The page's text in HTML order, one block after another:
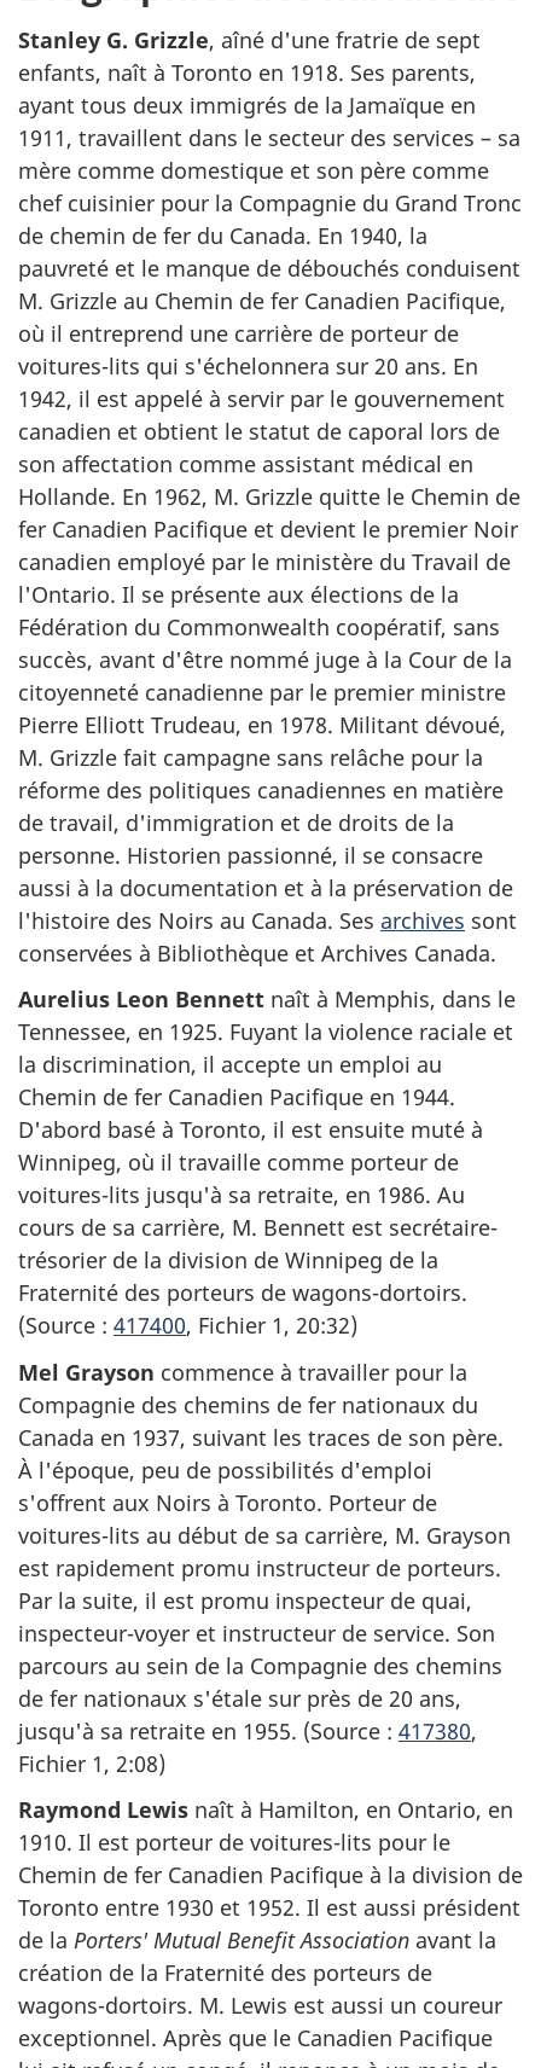
Stanley G. Grizzle, aîné d'une fratrie de sept
enfants, naît à Toronto en 1918. Ses parents,
ayant tous deux immigrés de la Jamaïque en
1911, travaillent dans le secteur des services – sa
mère comme domestique et son père comme
chef cuisinier pour la Compagnie du Grand Tronc
de chemin de fer du Canada. En 1940, la
pauvreté et le manque de débouchés conduisent
M. Grizzle au Chemin de fer Canadien Pacifique,
où il entreprend une carrière de porteur de
voitures-lits qui s'échelonnera sur 20 ans. En
1942, il est appelé à servir par le gouvernement
canadien et obtient le statut de caporal lors de
son affectation comme assistant médical en
Hollande. En 1962, M. Grizzle quitte le Chemin de
fer Canadien Pacifique et devient le premier Noir
canadien employé par le ministère du Travail de
l'Ontario. Il se présente aux élections de la
Fédération du Commonwealth coopératif, sans
succès, avant d'être nommé juge à la Cour de la
citoyenneté canadienne par le premier ministre
Pierre Elliott Trudeau, en 1978. Militant dévoué,
M. Grizzle fait campagne sans relâche pour la
réforme des politiques canadiennes en matière
de travail, d'immigration et de droits de la
personne. Historien passionné, il se consacre
aussi à la documentation et à la préservation de
l'histoire des Noirs au Canada. Ses archives sont
conservées à Bibliothèque et Archives Canada.
Aurelius Leon Bennett naît à Memphis, dans le
Tennessee, en 1925. Fuyant la violence raciale et
la discrimination, il accepte un emploi au
Chemin de fer Canadien Pacifique en 1944.
D'abord basé à Toronto, il est ensuite muté à
Winnipeg, où il travaille comme porteur de
voitures-lits jusqu'à sa retraite, en 1986. Au
cours de sa carrière, M. Bennett est secrétaire-
trésorier de la division de Winnipeg de la
Fraternité des porteurs de wagons-dortoirs.
(Source : 417400, Fichier 1, 20:32)
Mel Grayson commence à travailler pour la
Compagnie des chemins de fer nationaux du
Canada en 1937, suivant les traces de son père.
À l'époque, peu de possibilités d'emploi
s'offrent aux Noirs à Toronto. Porteur de
voitures-lits au début de sa carrière, M. Grayson
est rapidement promu instructeur de porteurs.
Par la suite, il est promu inspecteur de quai,
inspecteur-voyer et instructeur de service. Son
parcours au sein de la Compagnie des chemins
de fer nationaux s'étale sur près de 20 ans,
jusqu'à sa retraite en 1955. (Source : 417380,
Fichier 1, 2:08)
Raymond Lewis naît à Hamilton, en Ontario, en
1910. Il est porteur de voitures-lits pour le
Chemin de fer Canadien Pacifique à la division de
Toronto entre 1930 et 1952. Il est aussi président
de la Porters' Mutual Benefit Association avant la
création de la Fraternité des porteurs de
wagons-dortoirs. M. Lewis est aussi un coureur
exceptionnel. Après que le Canadien Pacifique